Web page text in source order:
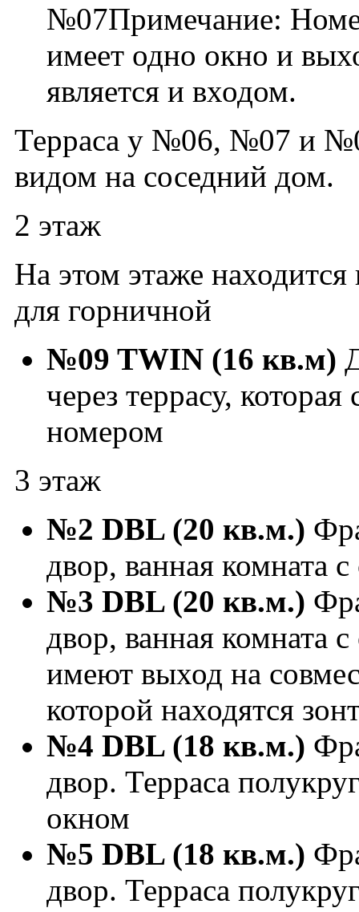
№07Примечание:
имеет одно окно и
является и входом.
Терраса у №06, №07 и
видом на соседний дом.
2 этаж
На этом этаже находится
для горничной
№09 TWIN (16 кв.м)
через террасу,
номером
3 этаж
№2 DBL (20 кв.м.)
двор, ванная комната
№3 DBL (20 кв.м.)
двор, ванная
имеют выход на
которой находятся
№4 DBL (18 кв.м.)
двор. Терраса
окном
№5 DBL (18 кв.м.)
двор. Терраса